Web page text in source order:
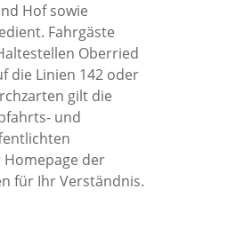
Hof sowie
Fahrgäste
Oberried
die Linien 142 oder
gilt die
und
der
für Ihr Verständnis.